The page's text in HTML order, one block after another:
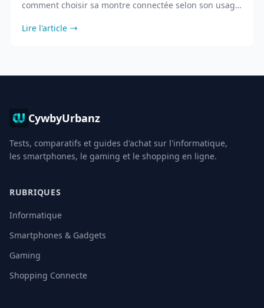
comment choisir sa montre connectée selon son usage,
Lire l'article
CywbyUrbanz
Tests, comparatifs et guides d'achat sur l'informatique,
les smartphones, le gaming et le shopping en ligne.
RUBRIQUES
Informatique
Smartphones & Gadgets
Gaming
Shopping Connecte